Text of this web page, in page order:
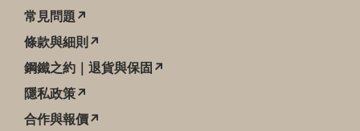
常見問題↗
條款與細則↗
鋼鐵之約｜退貨與保固↗
隱私政策↗
合作與報價↗